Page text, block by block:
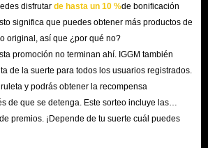
entregados no coinciden?
revisar primero la información de tu
un error, contacta con nuestro servicio de
en cualquier momento; verificaremos la situación
inmediata.
están disponibles?
disfrutar de hasta un 10 %de bonificación
significa que puedes obtener más productos de
original, así que ¿por qué no?
promoción no terminan ahí. IGGM también
de la suerte para todos los usuarios registrados.
y podrás obtener la recompensa
de que se detenga. Este sorteo incluye las
premios. ¡Depende de tu suerte cuál puedes